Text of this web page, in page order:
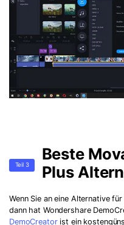
Teil 3
Beste
Plus
Wenn Sie an eine Alternative
dann hat Wondershare
DemoCreatorist ein